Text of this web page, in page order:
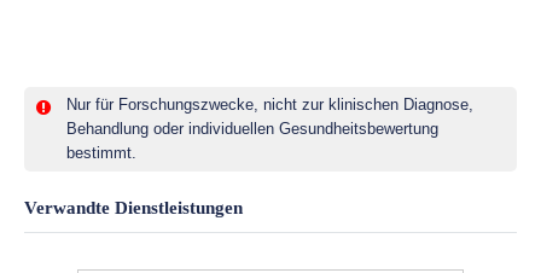
Nur für Forschungszwecke, nicht zur klinischen Diagnose,
Behandlung oder individuellen Gesundheitsbewertung
bestimmt.
Verwandte Dienstleistungen